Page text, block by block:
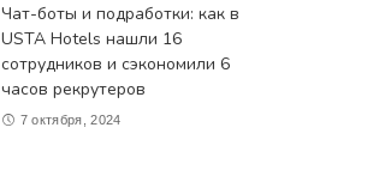
Чат-боты и подработки: как в
USTA Hotels нашли 16
сотрудников и сэкономили 6
часов рекрутеров
7 октября, 2024